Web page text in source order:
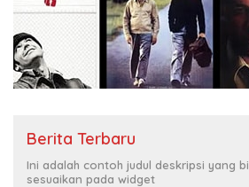
Berita Terbaru
Ini adalah contoh judul deskripsi yang
sesuaikan pada widget